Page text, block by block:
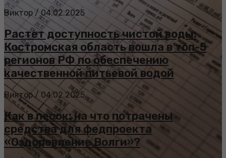
Виктор / 04.02.2025
Растет доступность чистой воды:
Костромская область вошла в топ-5
регионов РФ по обеспечению
качественной питьевой водой
Виктор / 04.02.2025
Как в песок: на что потрачены
средства для федпроекта
«Оздоровление Волги»?